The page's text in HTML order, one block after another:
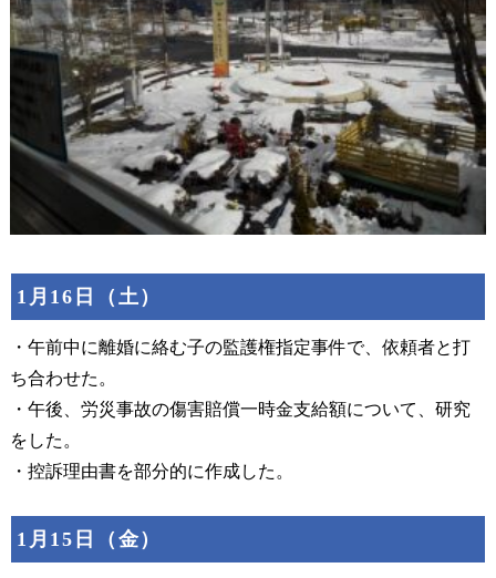
1月16日（土）
・午前中に離婚に絡む子の監護権指定事件で、依頼者と打
ち合わせた。
・午後、労災事故の傷害賠償一時金支給額について、研究
をした。
・控訴理由書を部分的に作成した。
1月15日（金）